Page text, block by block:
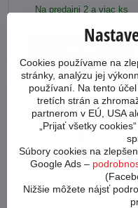
Na predajni 2 a viac ks
Cookies používame na
stránky, analýzu jej
používaní. Na tento
tretích strán a
partnerom v EÚ, USA
„Prijať všetky
Súbory cookies na
Google Ads –
Nižšie môžete nájsť